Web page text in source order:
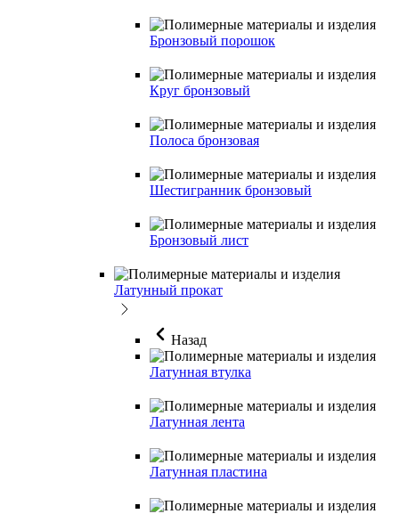
Бронзовый порошок
Круг бронзовый
Полоса бронзовая
Шестигранник бронзовый
Бронзовый лист
Латунный прокат
Назад
Латунная втулка
Латунная лента
Латунная пластина